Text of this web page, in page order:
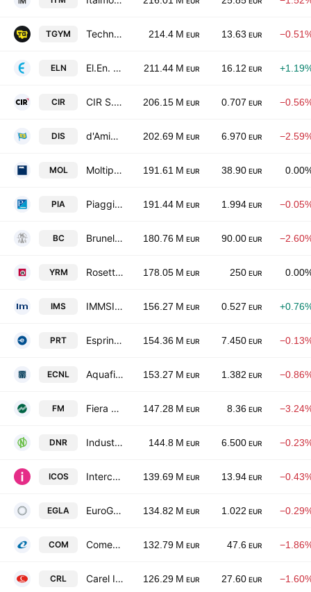
TGYM Technogym S.p.A 214.4 M EUR 13.63 EUR
ELN El.En. S.p.A. 211.44 M EUR 16.12 EUR
CIR CIR S.p.A. - Compagnie Industriali Riunite 206.15 M EUR 0.707 EUR
DIS d'Amico International Shipping S.A. 202.69 M EUR 6.970 EUR
MOL Moltiply Group S.p.A. 191.61 M EUR 38.90 EUR
PIA Piaggio & C. S.p.a. 191.44 M EUR 1.994 EUR
BC Brunello Cucinelli S.p.A. 180.76 M EUR 90.00 EUR
YRM Rosetti Marino S.p.A. 178.05 M EUR 250 EUR
IMS IMMSI Societa per Azioni 156.27 M EUR 0.527 EUR
PRT Esprinet S.p.A. 154.36 M EUR 7.450 EUR
ECNL Aquafil SpA 153.27 M EUR 1.382 EUR
FM Fiera Milano SpA 147.28 M EUR 8.36 EUR
DNR Industrie De Nora SpA 144.8 M EUR 6.500 EUR
ICOS Intercos S.p.A. 139.69 M EUR 13.94 EUR
EGLA EuroGroup Laminations S.p.A 134.82 M EUR 1.022 EUR
COM Comer Industries SpA 132.79 M EUR 47.6 EUR
CRL Carel Industries SpA 126.29 M EUR 27.60 EUR